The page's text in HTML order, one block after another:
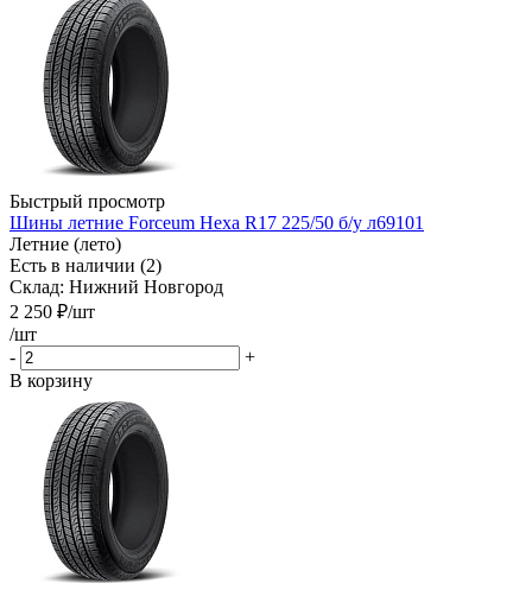
Быстрый просмотр
Шины летние Forceum Hexa R17 225/50 б/у л69101
Летние (лето)
Есть в наличии (2)
Склад: Нижний Новгород
2 250 ₽/шт
/шт
-
+
В корзину